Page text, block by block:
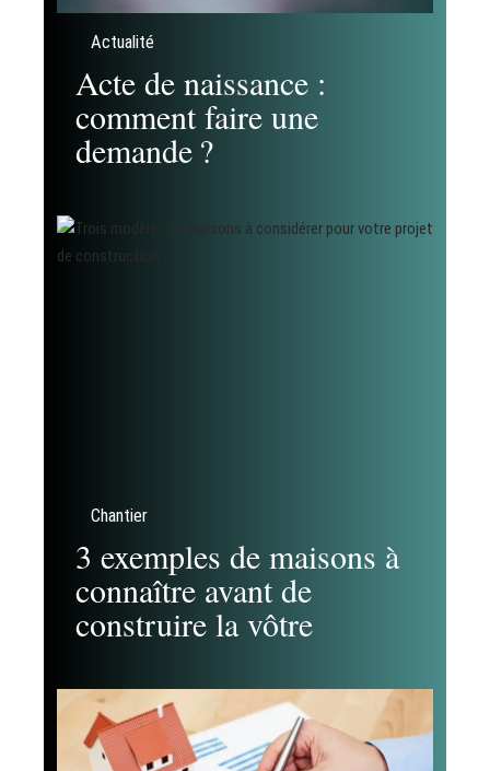
Actualité
Acte de naissance :
comment faire une
demande ?
Chantier
3 exemples de maisons à
connaître avant de
construire la vôtre